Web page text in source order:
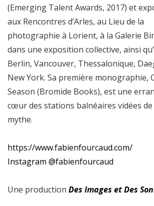
(Emerging Talent Awards, 2017) et
aux Rencontres d’Arles, au Lieu de la
photographie à Lorient, à la Galerie
dans une exposition collective, ainsi
Berlin, Vancouver, Thessalonique,
New York. Sa première monographie,
Season (Bromide Books), est une
cœur des stations balnéaires vidées
mythe.
https://www.fabienfourcaud.com/
Instagram @fabienfourcaud
Une production Des Images et Des